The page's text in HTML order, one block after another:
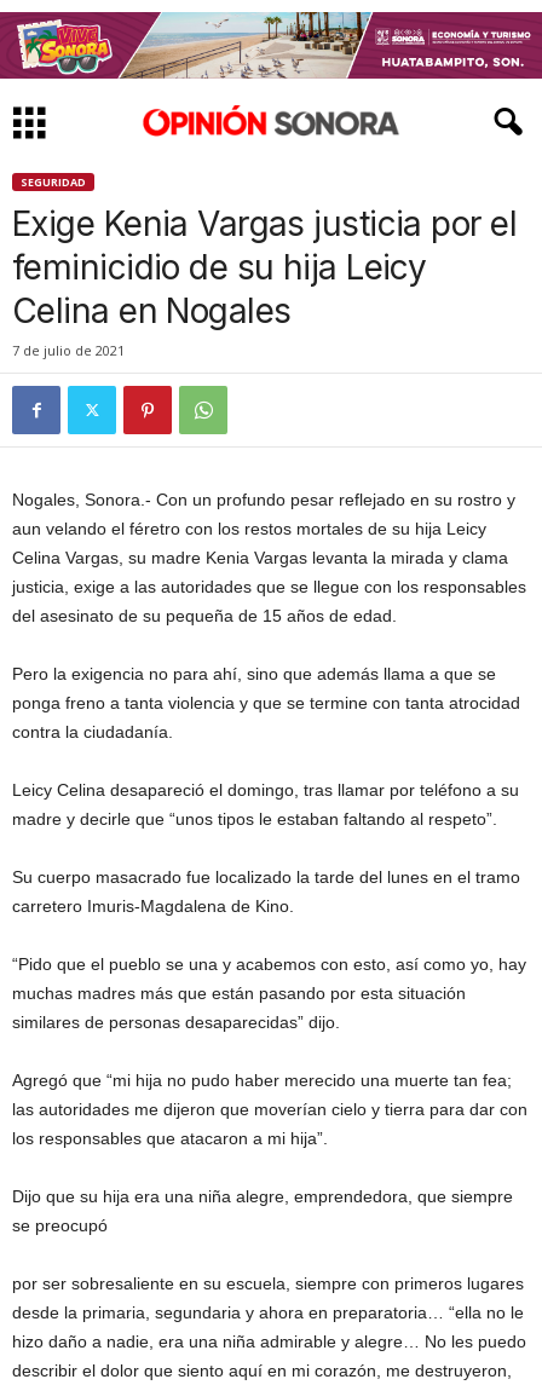
SEGURIDAD
Exige Kenia Vargas justicia por el
feminicidio de su hija Leicy
Celina en Nogales
7 de julio de 2021
Nogales, Sonora.- Con un profundo pesar reflejado en su rostro y
aun velando el féretro con los restos mortales de su hija Leicy
Celina Vargas, su madre Kenia Vargas levanta la mirada y clama
justicia, exige a las autoridades que se llegue con los responsables
del asesinato de su pequeña de 15 años de edad.
Pero la exigencia no para ahí, sino que además llama a que se
ponga freno a tanta violencia y que se termine con tanta atrocidad
contra la ciudadanía.
Leicy Celina desapareció el domingo, tras llamar por teléfono a su
madre y decirle que “unos tipos le estaban faltando al respeto”.
Su cuerpo masacrado fue localizado la tarde del lunes en el tramo
carretero Imuris-Magdalena de Kino.
“Pido que el pueblo se una y acabemos con esto, así como yo, hay
muchas madres más que están pasando por esta situación
similares de personas desaparecidas” dijo.
Agregó que “mi hija no pudo haber merecido una muerte tan fea;
las autoridades me dijeron que moverían cielo y tierra para dar con
los responsables que atacaron a mi hija”.
Dijo que su hija era una niña alegre, emprendedora, que siempre
se preocupó
por ser sobresaliente en su escuela, siempre con primeros lugares
desde la primaria, segundaria y ahora en preparatoria… “ella no le
hizo daño a nadie, era una niña admirable y alegre… No les puedo
describir el dolor que siento aquí en mi corazón, me destruyeron,